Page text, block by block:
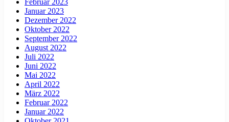
Januar 2023
Dezember 2022
Oktober 2022
September 2022
August 2022
Juli 2022
Juni 2022
Mai 2022
April 2022
März 2022
Februar 2022
Januar 2022